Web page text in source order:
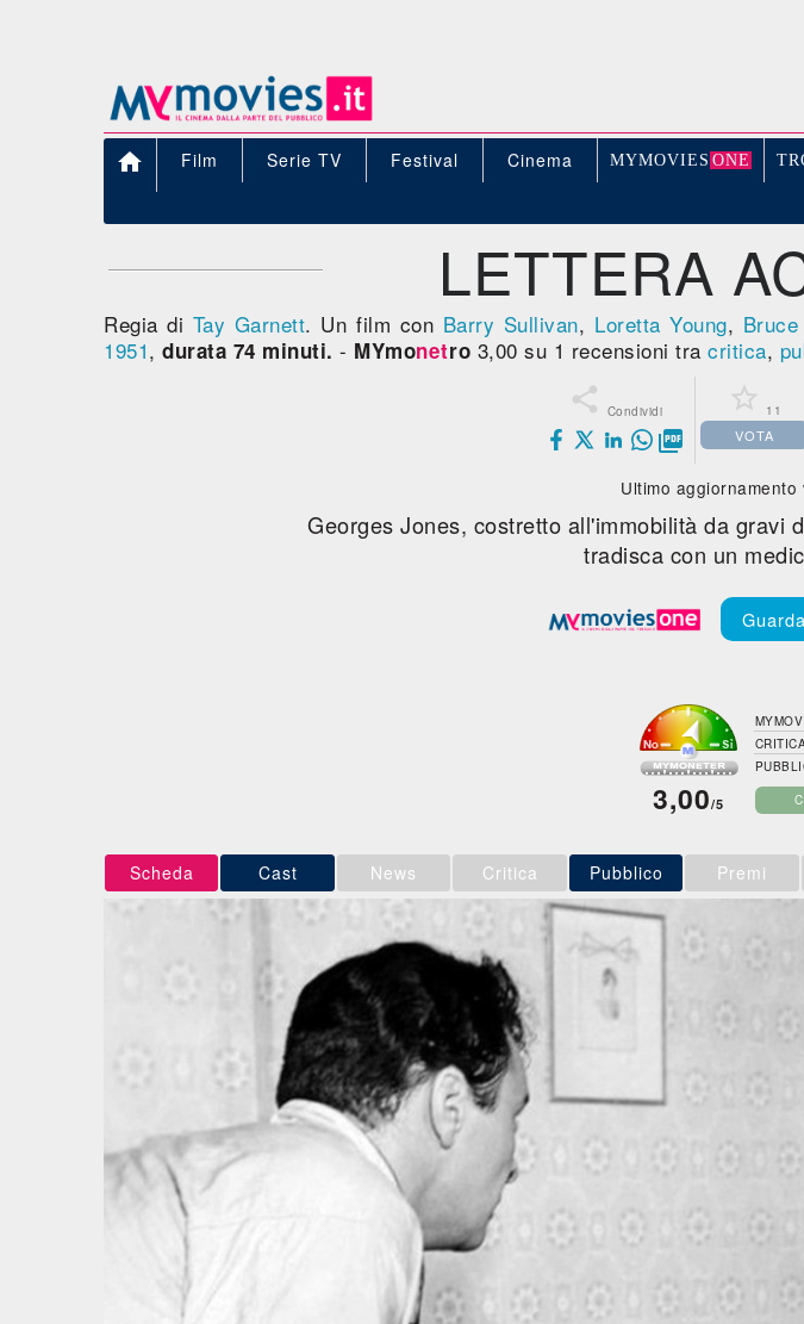
 Film Serie TV Festival Cinema MYMOVIE S ONE
LETTERA
Regia di Tay Garnett. Un film con Barry Sullivan, Loretta Young,
1951, durata 74 minuti. - MYmonetro 3,00 su 1 recensioni tra critica,
 Condividi

 11
VOTA
Ultimo
Georges Jones, costretto all'immobilità da gravi
tradisca con un
3,00/5
Scheda Cast News Critica Pubblico Premi